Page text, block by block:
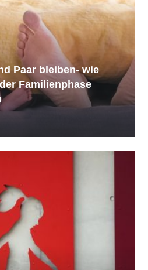
Paar bleiben- wie
Familienphase